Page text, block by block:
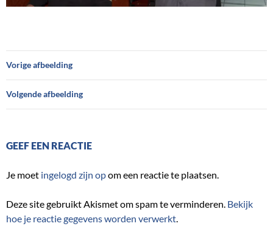
Vorige afbeelding
Volgende afbeelding
GEEF EEN REACTIE
Je moet ingelogd zijn opom een reactie te plaatsen.
Deze site gebruikt Akismet om spam te verminderen. Bekijk
hoe je reactie gegevens worden verwerkt.